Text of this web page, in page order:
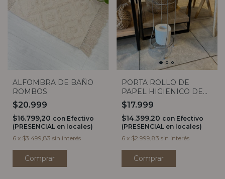
ALFOMBRA DE BAÑO
ROMBOS
$20.999
$16.799,20 con Efectivo
(PRESENCIAL en locales)
6 x $3.499,83 sin interés
PORTA ROLLO DE
PAPEL HIGIENICO DE
PIE
$17.999
$14.399,20 con Efectivo
(PRESENCIAL en locales)
6 x $2.999,83 sin interés